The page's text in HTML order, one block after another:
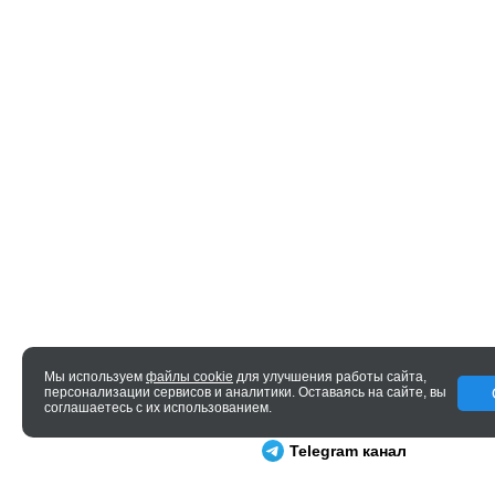
Мы используем файлы cookie для улучшения работы сайта,
персонализации сервисов и аналитики. Оставаясь на сайте, вы
соглашаетесь с их использованием.
Telegram канал
© 2005—2026 ENTERO
0.021 сек.